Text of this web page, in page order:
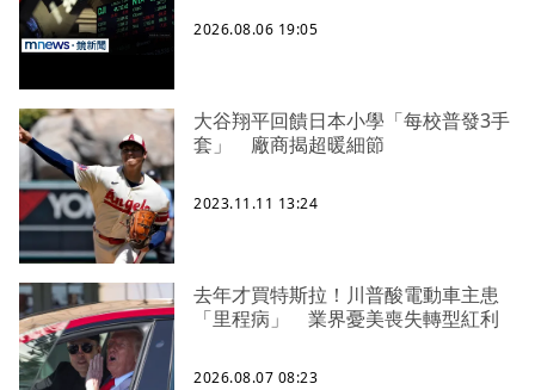
2026.08.06 19:05
大谷翔平回饋日本小學「每校普發3手
套」 廠商揭超暖細節
2023.11.11 13:24
去年才買特斯拉！川普酸電動車主患
「里程病」 業界憂美喪失轉型紅利
2026.08.07 08:23